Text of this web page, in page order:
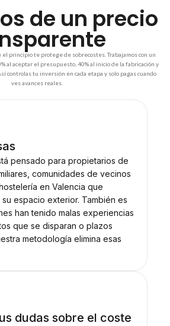
de un precio
principio te protege de sobrecostes. Trabajamos con un
al aceptar el presupuesto, 40% al inicio de la fabricación y
controlas tu inversión en cada etapa y solo pagas cuando
ves avances reales.
pensado para propietarios de
comunidades de vecinos
en Valencia que
espacio exterior. También es
han tenido malas experiencias
que se disparan o plazos
metodología elimina esas
dudas sobre el coste